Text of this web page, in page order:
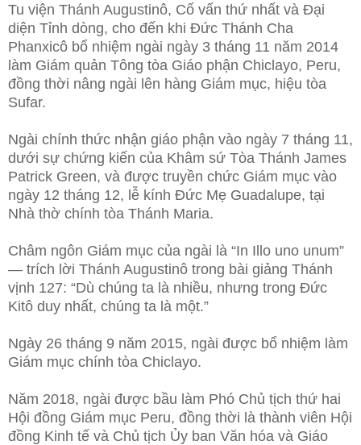
Tu viện Thánh Augustinô, Cố vấn thứ nhất và Đại
diện Tỉnh dòng, cho đến khi Đức Thánh Cha
Phanxicô bổ nhiệm ngài ngày 3 tháng 11 năm 2014
làm Giám quản Tông tòa Giáo phận Chiclayo, Peru,
đồng thời nâng ngài lên hàng Giám mục, hiệu tòa
Sufar.
Ngài chính thức nhận giáo phận vào ngày 7 tháng 11,
dưới sự chứng kiến của Khâm sứ Tòa Thánh James
Patrick Green, và được truyền chức Giám mục vào
ngày 12 tháng 12, lễ kính Đức Mẹ Guadalupe, tại
Nhà thờ chính tòa Thánh Maria.
Châm ngôn Giám mục của ngài là “In Illo uno unum”
— trích lời Thánh Augustinô trong bài giảng Thánh
vịnh 127: “Dù chúng ta là nhiều, nhưng trong Đức
Kitô duy nhất, chúng ta là một.”
Ngày 26 tháng 9 năm 2015, ngài được bổ nhiệm làm
Giám mục chính tòa Chiclayo.
Năm 2018, ngài được bầu làm Phó Chủ tịch thứ hai
Hội đồng Giám mục Peru, đồng thời là thành viên Hội
đồng Kinh tế và Chủ tịch Ủy ban Văn hóa và Giáo